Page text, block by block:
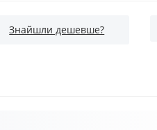
Знайшли дешевше?